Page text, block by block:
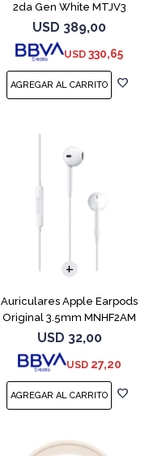
2da Gen White MTJV3
Magsafe
USD 389,00
USD 330,65
Auriculares Apple Earpods
Original 3.5mm MNHF2AM
USD 32,00
USD 27,20